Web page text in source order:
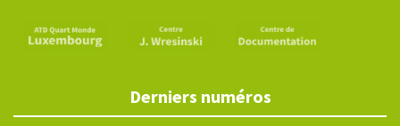
Derniers numéros